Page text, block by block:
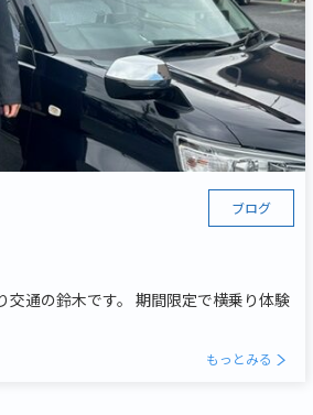
ブログ
交通の鈴木です。 期間限定で横乗り体験
もっとみる